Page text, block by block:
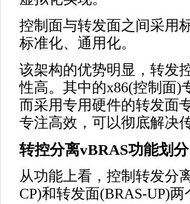
控制面与转发面之间采用
标准化、通用化。
该架构的优势明显，转发
性高。其中的x86(控制面)
而采用专用硬件的转发面
专注高效，可以彻底解决
转控分离vBRAS功能划分
从功能上看，控制转发分
CP)和转发面(BRAS-UP)两